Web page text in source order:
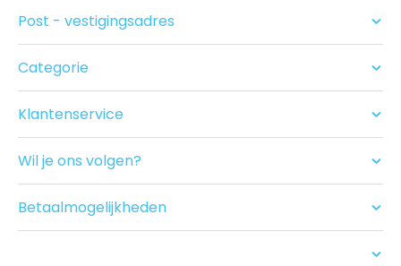
Post - vestigingsadres
Categorie
Seksspeeltjes
Acties
Drogist
Nieuwe producten
Klantenservice
Betalen
Bezorgen
Recensies
Wil je ons volgen?
Betaalmogelijkheden